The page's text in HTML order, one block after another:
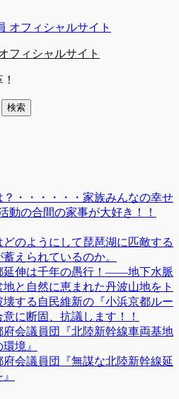
フィシャルサイト
・・・・・・家族みんなの幸せ
動の合間の家事が大好き！！
のようにして琵琶湖に匹敵する
えられているのか。
延伸は千年の愚行！――地下水脈
と自然に恵まれた丹波山地をト
壊する自民維新の『小浜京都ルー
意に断固、抗議します！！
府会議員団『北陸新幹線車両基地
境』
府会議員団『無謀な北陸新幹線延